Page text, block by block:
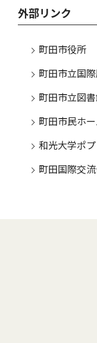
外部リンク
町田市役所
町田市立国
町田市立図
町田市民ホ
和光大学ポプ
町田国際交